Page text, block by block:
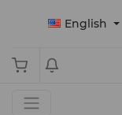
English